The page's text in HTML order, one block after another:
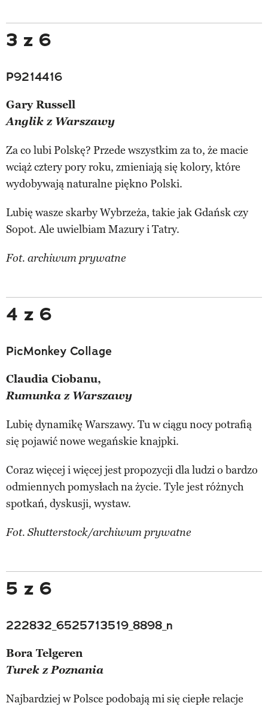
3 z 6
P9214416
Gary Russell
Anglik z Warszawy
Za co lubi Polskę? Przede wszystkim za to, że macie
wciąż cztery pory roku, zmieniają się kolory, które
wydobywają naturalne piękno Polski.
Lubię wasze skarby Wybrzeża, takie jak Gdańsk czy
Sopot. Ale uwielbiam Mazury i Tatry.
Fot. archiwum prywatne
4 z 6
PicMonkey Collage
Claudia Ciobanu,
Rumunka z Warszawy
Lubię dynamikę Warszawy. Tu w ciągu nocy potrafią
się pojawić nowe wegańskie knajpki.
Coraz więcej i więcej jest propozycji dla ludzi o bardzo
odmiennych pomysłach na życie. Tyle jest różnych
spotkań, dyskusji, wystaw.
Fot. Shutterstock/archiwum prywatne
5 z 6
222832_6525713519_8898_n
Bora Telgeren
Turek z Poznania
Najbardziej w Polsce podobają mi się ciepłe relacje